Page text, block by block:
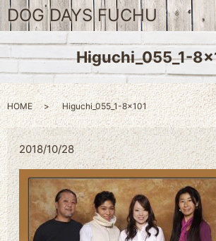
DOG DAYS FUCHU
Higuchi_055_1-
HOME Higuchi_055_1-8×101
2018/10/28